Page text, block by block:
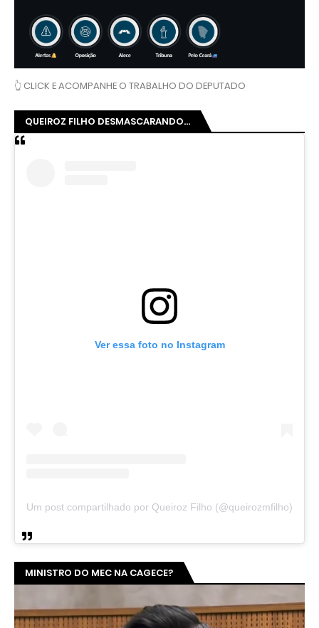
👆 CLICK E ACOMPANHE O TRABALHO DO DEPUTADO
QUEIROZ FILHO DESMASCARANDO...
Ver essa foto no Instagram
Um post compartilhado por Queiroz Filho (@queirozmfilho)
MINISTRO DO MEC NA CAGECE?